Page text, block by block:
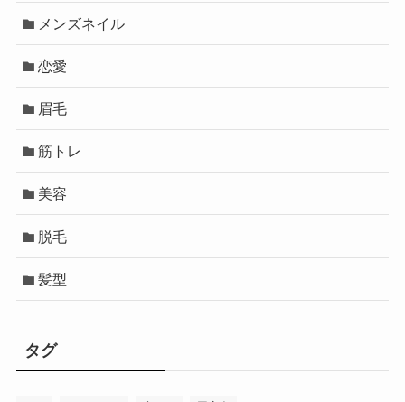
メンズネイル
恋愛
眉毛
筋トレ
美容
脱毛
髪型
タグ